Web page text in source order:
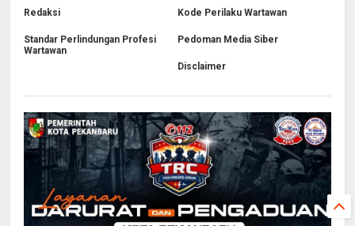
Redaksi Kode Perilaku Wartawan
Standar Perlindungan Profesi
Wartawan
Pedoman Media Siber
Disclaimer